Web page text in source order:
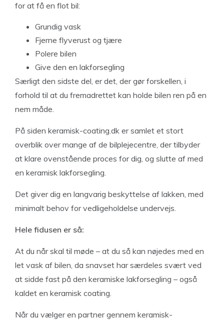
for at få en flot bil:
Grundig vask
Fjerne flyverust og tjære
Polere bilen
Give den en lakforsegling
Særligt den sidste del, er det, der gør forskellen, i
forhold til at du fremadrettet kan holde bilen ren på en
nem måde.
På siden keramisk-coating.dk er samlet et stort
overblik over mange af de bilplejecentre, der tilbyder
at klare ovenstående proces for dig, og slutte af med
en keramisk lakforsegling.
Det giver dig en langvarig beskyttelse af lakken, med
minimalt behov for vedligeholdelse undervejs.
Hele fidusen er så:
At du når skal til møde – at du så kan nøjedes med en
let vask af bilen, da snavset har særdeles svært ved
at sidde fast på den keramiske lakforsegling – også
kaldet en keramisk coating.
Når du vælger en partner gennem keramisk-